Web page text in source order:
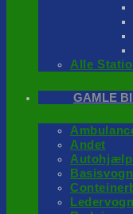
Alle
GAMLE
Andet